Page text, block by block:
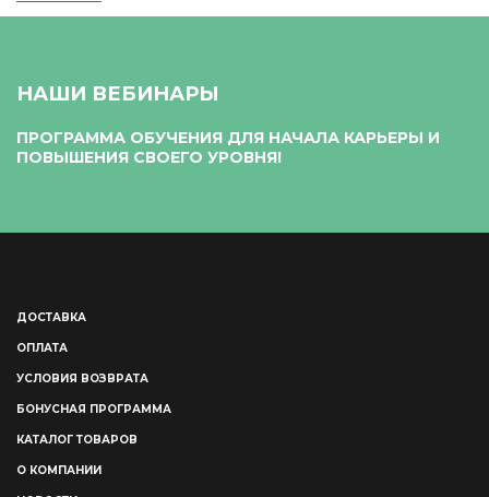
НАШИ ВЕБИНАРЫ
ПРОГРАММА ОБУЧЕНИЯ ДЛЯ НАЧАЛА КАРЬЕРЫ И
ПОВЫШЕНИЯ СВОЕГО УРОВНЯ!
ДОСТАВКА
ОПЛАТА
УСЛОВИЯ ВОЗВРАТА
БОНУСНАЯ ПРОГРАММА
КАТАЛОГ ТОВАРОВ
О КОМПАНИИ